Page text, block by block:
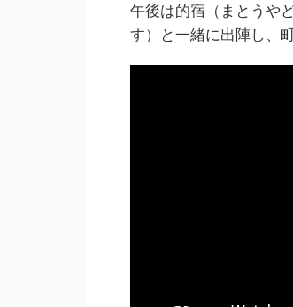
午後は的宿（まとうや
す）と一緒に出陣し、